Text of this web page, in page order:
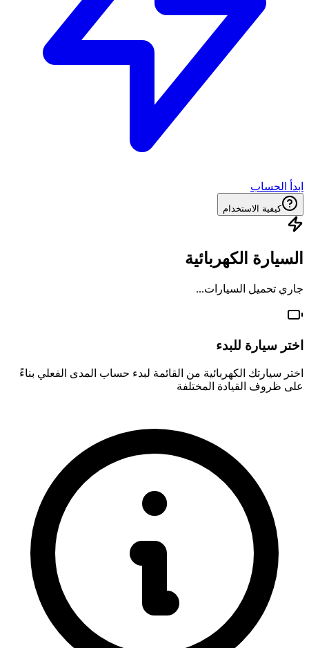
ابدأ الحساب
كيفية الاستخدام
السيارة الكهربائية
جاري تحميل السيارات...
اختر سيارة للبدء
اختر سيارتك الكهربائية من القائمة لبدء حساب المدى الفعلي بناءً
على ظروف القيادة المختلفة